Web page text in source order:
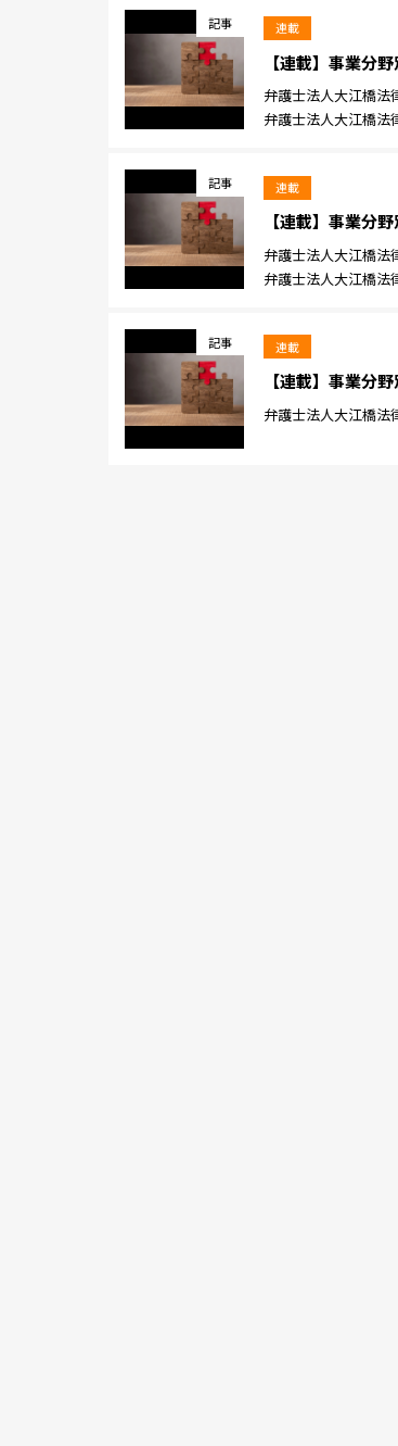
記事 連載
【連載】事業分
弁護士法人大江橋
弁護士法人大江橋
記事 連載
【連載】事業分
弁護士法人大江橋
弁護士法人大江橋
記事 連載
【連載】事業分
弁護士法人大江橋